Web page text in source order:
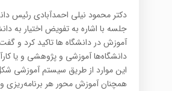
دکتر محمود نیلی احمدآبادی رئیس
جلسه با اشاره به تفویض اختیار به
آموزش در دانشگاه ها تاکید کرد و
دانشگاه‌ها آموزشی و پژوهشی و یا
این موارد از طریق سیستم آموزشی
همچنان آموزش محور هر